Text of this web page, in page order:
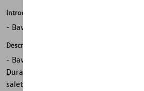
Introduction
- Bavettes arrière Volkswagen d'origine
Description
- Bavettes arrière Volkswagen
Durables - Protègent contre les
saleté - Protègent le soubassement,